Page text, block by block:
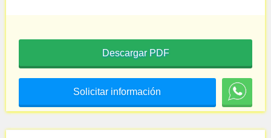
Descargar PDF
Solicitar información